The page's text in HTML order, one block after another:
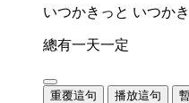
いつかきっと いつか
總有一天一定
重覆這句 播放這句